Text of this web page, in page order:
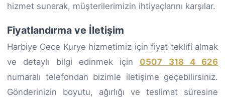
hizmet sunarak, müşterilerimizin ihtiyaçlarını karşılar.
Fiyatlandırma ve İletişim
Harbiye Gece Kurye hizmetimiz için fiyat teklifi almak
ve detaylı bilgi edinmek için 0507 318 4 626
numaralı telefondan bizimle iletişime geçebilirsiniz.
Gönderinizin boyutu, ağırlığı ve teslimat süresine